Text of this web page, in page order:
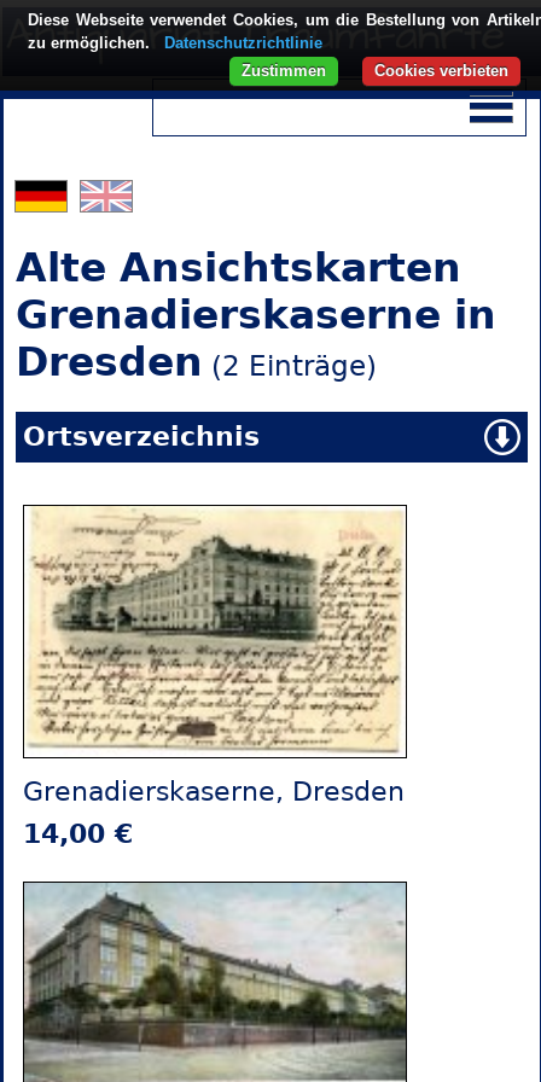
Alte Ansichtskarten
Grenadierskaserne in
Dresden (2 Einträge)
Ortsverzeichnis
Grenadierskaserne, Dresden
14,00 €
Diese Webseite verwendet Cookies, um die Bestellung von
zu ermöglichen.
Datenschutzrichtlinie
Cookies verbieten
Zustimmen